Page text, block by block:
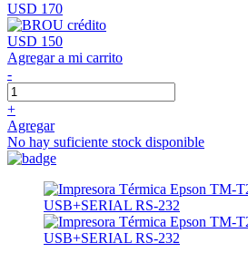
USD 170
USD 150
Agregar a mi carrito
-
+
Agregar
No hay suficiente stock disponible